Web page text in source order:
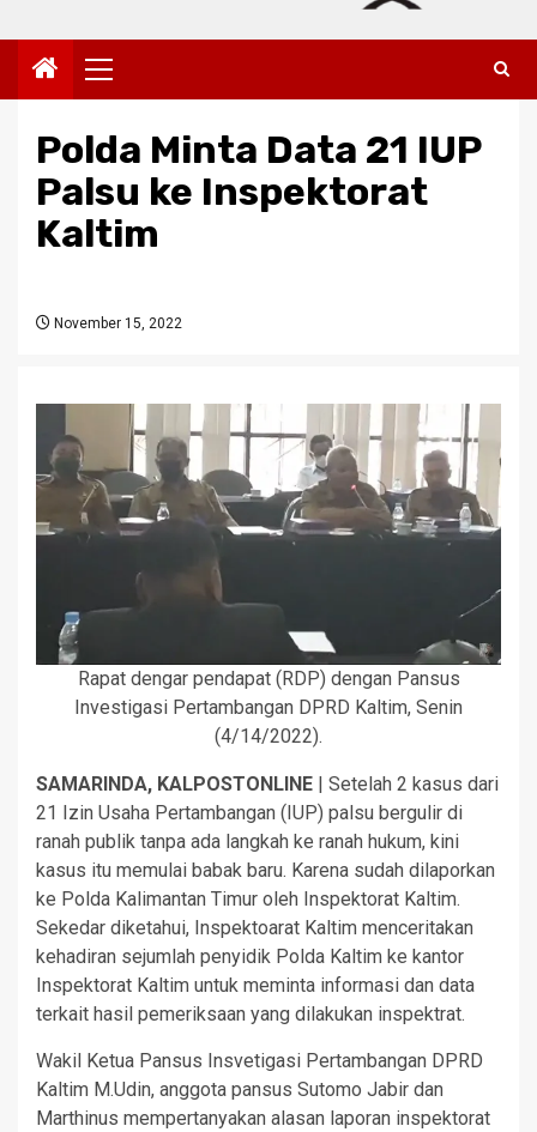
Primary
Menu
Polda Minta Data 21 IUP
Palsu ke Inspektorat
Kaltim
November 15, 2022
Rapat dengar pendapat (RDP) dengan Pansus
Investigasi Pertambangan DPRD Kaltim, Senin
(4/14/2022).
SAMARINDA, KALPOSTONLINE | Setelah 2 kasus dari
21 Izin Usaha Pertambangan (IUP) palsu bergulir di
ranah publik tanpa ada langkah ke ranah hukum, kini
kasus itu memulai babak baru. Karena sudah dilaporkan
ke Polda Kalimantan Timur oleh Inspektorat Kaltim.
Sekedar diketahui, Inspektoarat Kaltim menceritakan
kehadiran sejumlah penyidik Polda Kaltim ke kantor
Inspektorat Kaltim untuk meminta informasi dan data
terkait hasil pemeriksaan yang dilakukan inspektrat.
Wakil Ketua Pansus Insvetigasi Pertambangan DPRD
Kaltim M.Udin, anggota pansus Sutomo Jabir dan
Marthinus mempertanyakan alasan laporan inspektorat